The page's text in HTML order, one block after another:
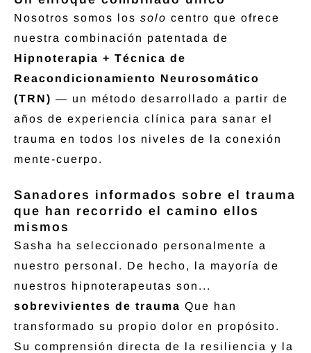
Nosotros somos los solo centro que ofrece
nuestra combinación patentada de
Hipnoterapia + Técnica de
Reacondicionamiento Neurosomático
(TRN) — un método desarrollado a partir de
años de experiencia clínica para sanar el
trauma en todos los niveles de la conexión
mente-cuerpo.
Sanadores informados sobre el trauma
que han recorrido el camino ellos
mismos
Sasha ha seleccionado personalmente a
nuestro personal. De hecho, la mayoría de
nuestros hipnoterapeutas son...
sobrevivientes de trauma Que han
transformado su propio dolor en propósito.
Su comprensión directa de la resiliencia y la